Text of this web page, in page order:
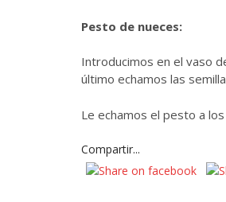
Pesto de nueces:
Introducimos en el vaso
último echamos las
Le echamos el pesto a
Compartir...